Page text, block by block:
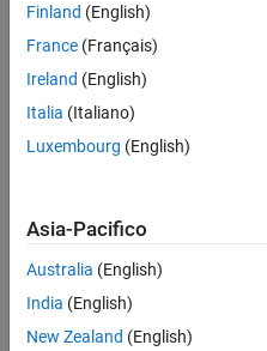
Messaggio
I am
Developer
at
MathWorks
areas
related
Robotics
and
Mostra
Languages:
Spoken
Languages:
English
Finland (English)
France (Français)
Ireland (English)
Italia (Italiano)
Luxembourg (English)
Asia-Pacifico
Australia (English)
India (English)
New Zealand (English)